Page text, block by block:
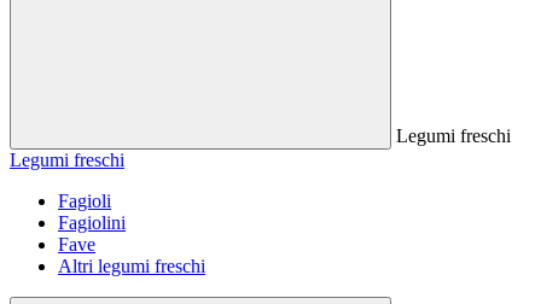
Legumi freschi
Legumi freschi
Fagioli
Fagiolini
Fave
Altri legumi freschi